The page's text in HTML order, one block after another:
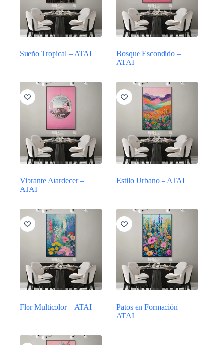
Sueño Tropical – ATAI
Bosque Escondido –
ATAI
Vibrante Atardecer –
ATAI
Estilo Urbano – ATAI
Flor Multicolor – ATAI
Patos en Formación –
ATAI